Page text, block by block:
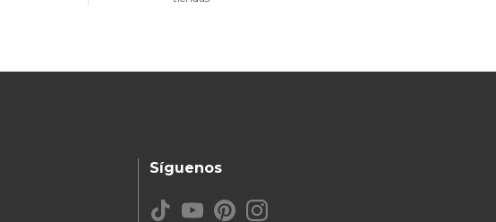
Síguenos